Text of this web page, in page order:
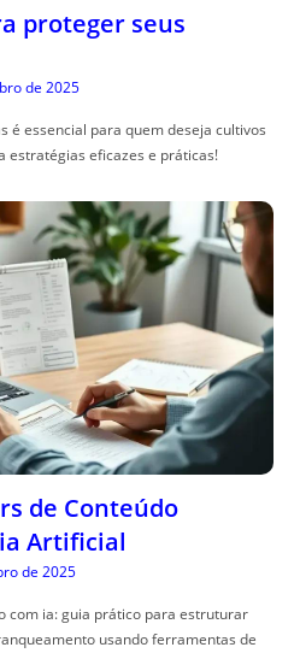
proteger seus
de 2025
é essencial para quem deseja cultivos
estratégias eficazes e práticas!
de Conteúdo
Artificial
de 2025
com ia: guia prático para estruturar
usando ferramentas de